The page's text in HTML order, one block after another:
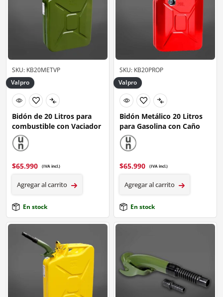
SKU: KB20METVP
Valpro
Bidón de 20 Litros para
combustible con Vaciador
$65.990 (IVA incl.)
Agregar al carrito
En stock
SKU: KB20PROP
Valpro
Bidón Metálico 20 Litros
para Gasolina con Caño
$65.990 (IVA incl.)
Agregar al carrito
En stock